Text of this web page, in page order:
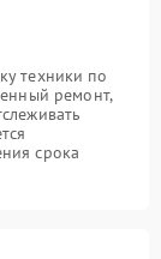
техники по
ремонт,
срока